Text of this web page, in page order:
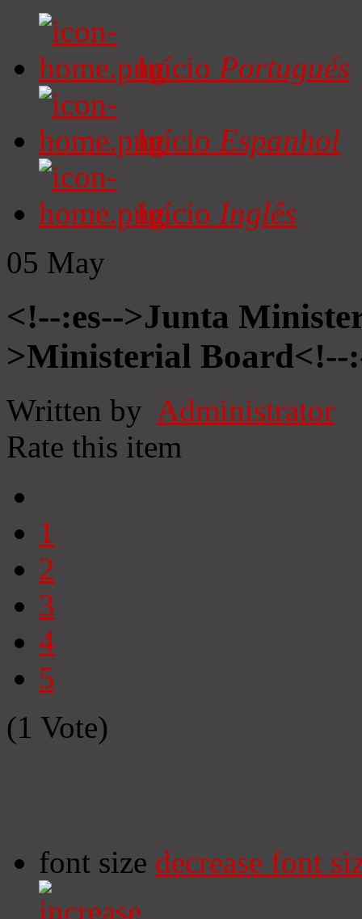
Início Portugués
Início Espanhol
Início Inglês
05 May
<!--:es-->Junta
>Ministerial Board<!--
Written by Administrator
Rate this item
1
2
3
4
5
(1 Vote)
font size decrease font